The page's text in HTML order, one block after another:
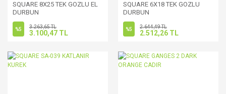
SQUARE 8X25 TEK GOZLU EL
DURBUN
%5 3.263,65 TL
3.100,47 TL
SQUARE 6X18 TEK GOZLU
DURBUN
%5 2.644,49 TL
2.512,26 TL